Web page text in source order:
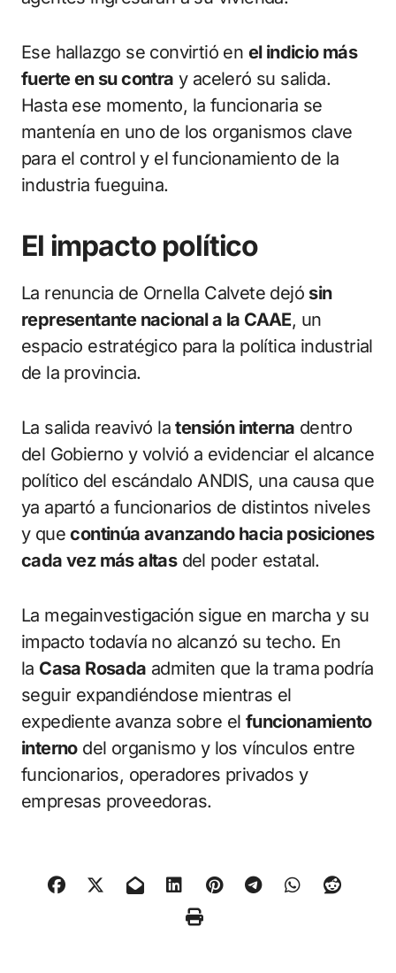
Ese hallazgo se convirtió en el indicio más
fuerte en su contra y aceleró su salida.
Hasta ese momento, la funcionaria se
mantenía en uno de los organismos clave
para el control y el funcionamiento de la
industria fueguina.
El impacto político
La renuncia de Ornella Calvete dejó sin
representante nacional a la CAAE, un
espacio estratégico para la política industrial
de la provincia.
La salida reavivó latensión interna dentro
del Gobierno y volvió a evidenciar el alcance
político del escándalo ANDIS, una causa que
ya apartó a funcionarios de distintos niveles
y quecontinúa avanzando hacia posiciones
cada vez más altasdel poder estatal.
La megainvestigación sigue en marcha y su
impacto todavía no alcanzó su techo. En
la Casa Rosada admiten que la trama podría
seguir expandiéndose mientras el
expediente avanza sobre el funcionamiento
internodel organismo y los vínculos entre
funcionarios, operadores privados y
empresas proveedoras.